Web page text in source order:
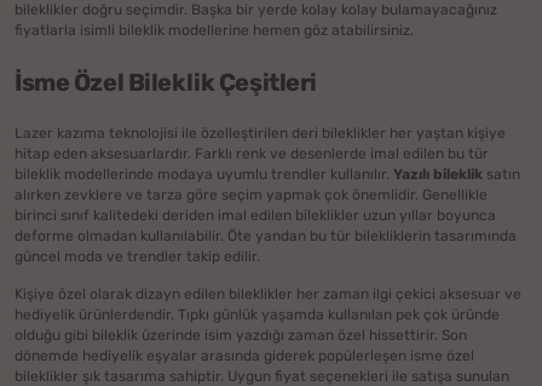
bileklikler doğru seçimdir. Başka bir yerde kolay kolay bulamayacağınız
fiyatlarla isimli bileklik modellerine hemen göz atabilirsiniz.
İsme Özel Bileklik Çeşitleri
Lazer kazıma teknolojisi ile özelleştirilen deri bileklikler her yaştan kişiye
hitap eden aksesuarlardır. Farklı renk ve desenlerde imal edilen bu tür
bileklik modellerinde modaya uyumlu trendler kullanılır. Yazılı bileklik satın
alırken zevklere ve tarza göre seçim yapmak çok önemlidir. Genellikle
birinci sınıf kalitedeki deriden imal edilen bileklikler uzun yıllar boyunca
deforme olmadan kullanılabilir. Öte yandan bu tür bilekliklerin tasarımında
güncel moda ve trendler takip edilir.
Kişiye özel olarak dizayn edilen bileklikler her zaman ilgi çekici aksesuar ve
hediyelik ürünlerdendir. Tıpkı günlük yaşamda kullanılan pek çok üründe
olduğu gibi bileklik üzerinde isim yazdığı zaman özel hissettirir. Son
dönemde hediyelik eşyalar arasında giderek popülerleşen isme özel
bileklikler şık tasarıma sahiptir. Uygun fiyat seçenekleri ile satışa sunulan